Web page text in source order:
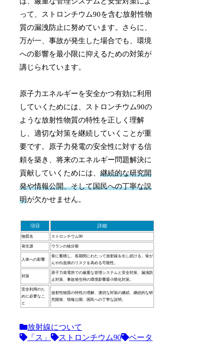
って、ストロンチウム90を含む放射性物
質の漏洩防止に努めています。さらに、
万が一、事故が発生した場合でも、環境
への影響を最小限に抑えるための対策が
講じられています。
原子力エネルギーを安全かつ有効に利用
していくためには、ストロンチウム90の
ような放射性物質の特性を正しく理解
し、適切な対策を継続していくことが重
要です。原子力発電の安全性に対する信
頼を築き、将来のエネルギー問題解決に
貢献していくためには、継続的な研究開
発や情報公開、そして国民への丁寧な説
明が欠かせません。
項目 詳細
物質名 ストロンチウム90
発生源 ウランの核分裂
人体への影響
骨に蓄積し、長期間にわたって放射線を出し続ける。骨が
んや白血病のリスクを高める可能性。
対策
原子力発電所での厳重な管理システムと安全対策、漏洩防
止対策、事故発生時の環境影響最小限化対策。
安全利用のた
めに必要なこ
と
放射性物質の特性の理解、適切な対策の継続、継続的な研
究開発、情報公開、国民への丁寧な説明。
放射線について
「ス」
ストロンチウム90
ベータ